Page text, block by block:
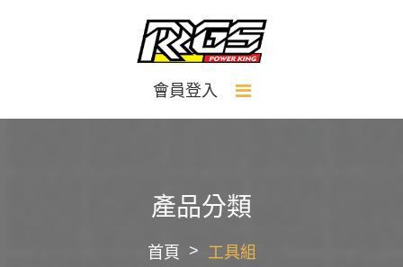
會員登入
產品分類
首頁 工具組